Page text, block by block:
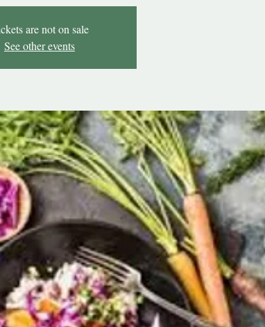
are not on sale
See other events